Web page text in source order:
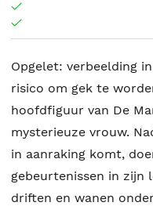
Opgelet: verbeelding
risico om gek te
hoofdfiguur van De
mysterieuze vrouw.
in aanraking komt,
gebeurtenissen in zijn
driften en wanen